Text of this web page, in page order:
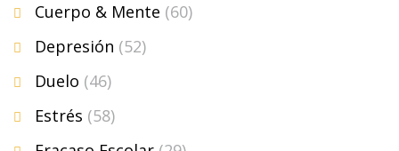
Cuerpo & Mente (60)
Depresión (52)
Duelo (46)
Estrés (58)